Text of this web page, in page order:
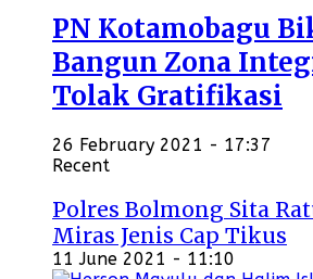
PN Kotamobagu
Bangun Zona
Tolak Gratifikasi
26 February 2021 - 17:37
Recent
Polres Bolmong Sita
Miras Jenis Cap Tikus
11 June 2021 - 11:10